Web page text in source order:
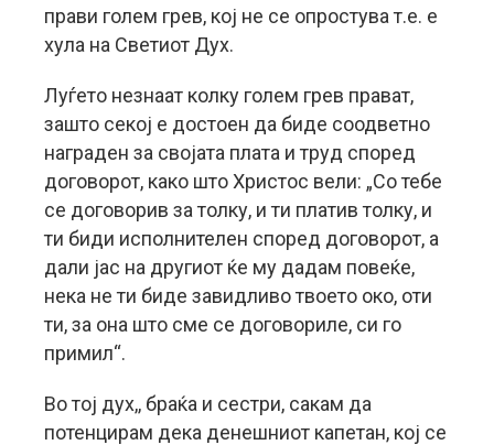
прави голем грев, кој не се опростува т.е. е
хула на Светиот Дух.
Луѓето незнаат колку голем грев прават,
зашто секој е достоен да биде соодветно
награден за својата плата и труд според
договорот, како што Христос вели: „Со тебе
се договорив за толку, и ти платив толку, и
ти биди исполнителен според договорот, а
дали јас на другиот ќе му дадам повеќе,
нека не ти биде завидливо твоето око, оти
ти, за она што сме се договориле, си го
примил“.
Во тој дух,, браќа и сестри, сакам да
потенцирам дека денешниот капетан, кој се